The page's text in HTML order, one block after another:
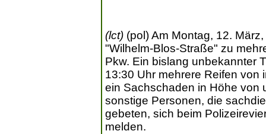
(lct) (pol) Am Montag, 12.
"Wilhelm-Blos-Straße" zu
Pkw. Ein bislang unbekannter
13:30 Uhr mehrere Reifen
ein Sachschaden in Höhe von
sonstige Personen, die
gebeten, sich beim
melden.